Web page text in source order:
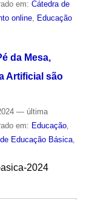
em: Cátedra de
online, Educação
da Mesa,
Artificial são
— última
em: Educação,
Educação Básica,
2024